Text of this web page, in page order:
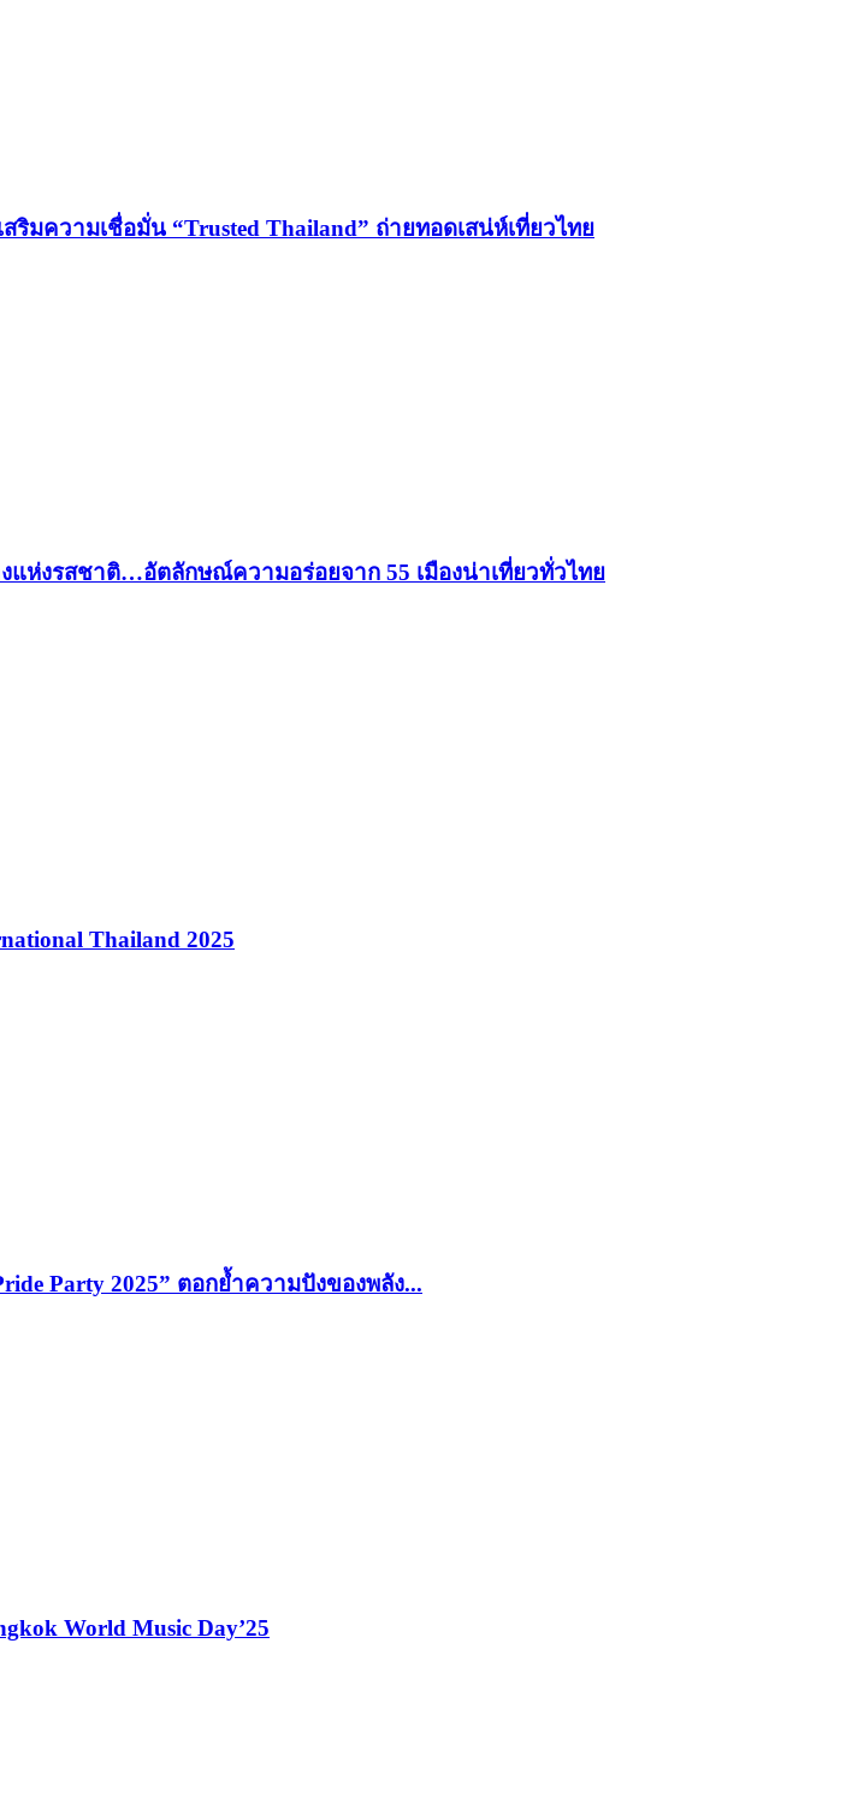
ริมความเชื่อมั่น “Trusted Thailand” ถ่ายทอดเสน่ห์เที่ยวไทย
แห่งรสชาติ…อัตลักษณ์ความอร่อยจาก 55 เมืองน่าเที่ยวทั่วไทย
Thailand 2025
Party 2025” ตอกย้ำความปังของพลัง...
World Music Day’25